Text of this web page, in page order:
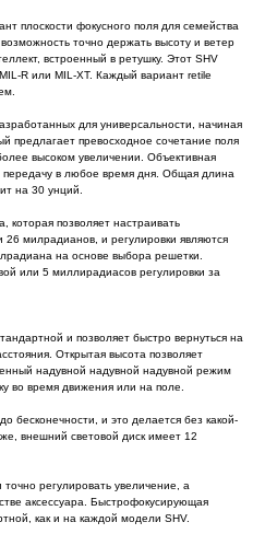
плоскости фокусного поля для семейства
точно держать высоту и ветер
встроенный в ретушку. Этот SHV
R или MIL-XT. Каждый вариант retile
для универсальности, начиная
предлагает превосходное сочетание поля
высоком увеличении. Объективная
передачу в любое время дня. Общая длина
на 30 унций.
которая позволяет настраивать
милрадианов, и регулировки являются
на основе выбора решетки.
или 5 миллирадиасов регулировки за
и позволяет быстро вернуться на
Открытая высота позволяет
надувной надувной надувной режим
во время движения или на поле.
бесконечности, и это делается без какой-
внешний световой диск имеет 12
регулировать увеличение, а
аксессуара. Быстрофокусирующая
как и на каждой модели SHV.